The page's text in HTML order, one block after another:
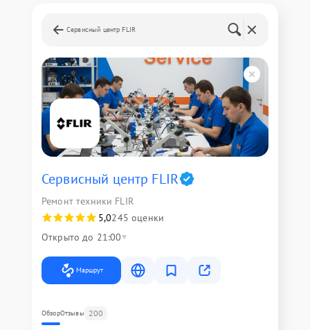
Сервисный центр FLIR
Сервисный центр FLIR
Ремонт техники FLIR
5,0245 оценки
Открыто до 21:00
Маршрут
ОбзорОтзывы 200